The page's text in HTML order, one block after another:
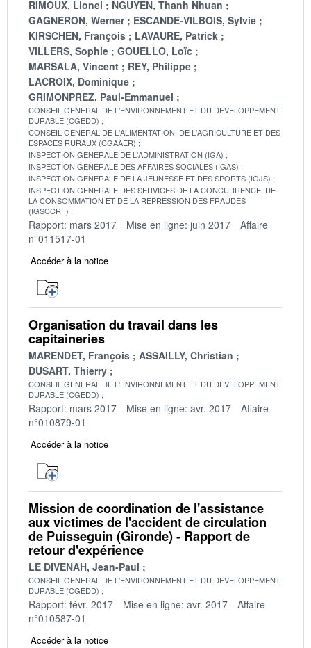
RIMOUX, Lionel
NGUYEN, Thanh Nhuan
GAGNERON, Werner
ESCANDE-VILBOIS, Sylvie
KIRSCHEN, François
LAVAURE, Patrick
VILLERS, Sophie
GOUELLO, Loïc
MARSALA, Vincent
REY, Philippe
LACROIX, Dominique
GRIMONPREZ, Paul-Emmanuel
CONSEIL GENERAL DE L'ENVIRONNEMENT ET DU DEVELOPPEMENT
DURABLE (CGEDD)
CONSEIL GENERAL DE L'ALIMENTATION, DE L'AGRICULTURE ET DES
ESPACES RURAUX (CGAAER)
INSPECTION GENERALE DE L'ADMINISTRATION (IGA)
INSPECTION GENERALE DES AFFAIRES SOCIALES (IGAS)
INSPECTION GENERALE DE LA JEUNESSE ET DES SPORTS (IGJS)
INSPECTION GENERALE DES SERVICES DE LA CONCURRENCE, DE
LA CONSOMMATION ET DE LA REPRESSION DES FRAUDES
(IGSCCRF)
Rapport: mars 2017 Mise en ligne: juin 2017
Affaire
n°011517-01
Accéder à la notice
Organisation du travail dans les
capitaineries
MARENDET, François
ASSAILLY, Christian
DUSART, Thierry
CONSEIL GENERAL DE L'ENVIRONNEMENT ET DU DEVELOPPEMENT
DURABLE (CGEDD)
Rapport: mars 2017 Mise en ligne: avr. 2017
Affaire
n°010879-01
Accéder à la notice
Mission de coordination de l'assistance
aux victimes de l'accident de circulation
de Puisseguin (Gironde) - Rapport de
retour d'expérience
LE DIVENAH, Jean-Paul
CONSEIL GENERAL DE L'ENVIRONNEMENT ET DU DEVELOPPEMENT
DURABLE (CGEDD)
Rapport: févr. 2017 Mise en ligne: avr. 2017
Affaire
n°010587-01
Accéder à la notice